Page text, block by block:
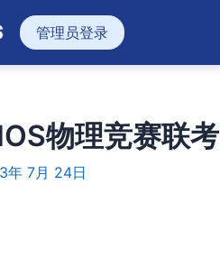
管理员登录
物理竞赛联考
年 7月 24日